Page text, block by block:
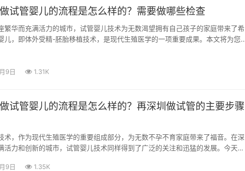
试管婴儿的流程是怎么样的？需要做哪些检查
繁华而充满活力的城市，试管婴儿技术为无数渴望拥有自己孩子的家庭带来了希
儿，即体外受精-胚胎移植技术，是现代生殖医学的一项重要成果。本文将为您
9日 1.31K
试管婴儿的流程是怎么样的？再深圳做试管的主要步骤
术，作为现代生殖医学的重要组成部分，为无数不孕不育家庭带来了福音。在深
活力和创新的城市，试管婴儿技术同样得到了广泛的关注和迅猛的发展。今天，
9日 1.35K